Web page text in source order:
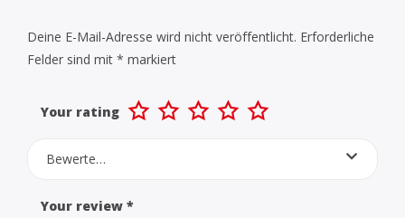
Deine E-Mail-Adresse wird nicht veröffentlicht. Erforderliche
Felder sind mit * markiert
Your rating
Bewerte…
Your review *